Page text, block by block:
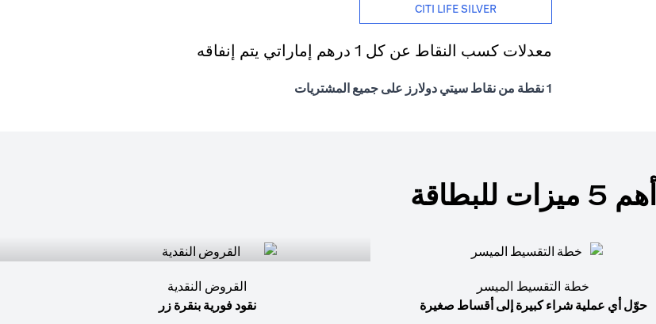
CITI LIFE SILVER
معدلات كسب النقاط عن كل 1 درهم إماراتي يتم إنفاقه
1 نقطة من نقاط سيتي دولارز على جميع المشتريات
أهم 5 ميزات للبطاقة
خطة التقسيط الميسر
حوّل أي عملية شراء كبيرة إلى أقساط صغيرة
القروض النقدية
نقود فورية بنقرة زر